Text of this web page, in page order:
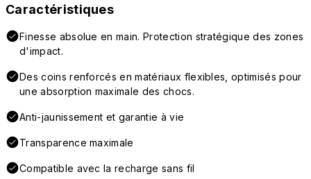
Caractéristiques
Finesse absolue en main. Protection stratégique des zones
d'impact.
Des coins renforcés en matériaux flexibles, optimisés pour
une absorption maximale des chocs.
Anti-jaunissement et garantie à vie
Transparence maximale
Compatible avec la recharge sans fil